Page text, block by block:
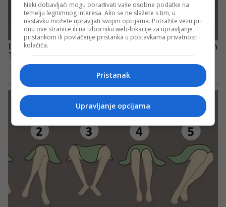
Neki dobavljači mogu obrađivati vaše osobne podatke na
temelju legitimnog interesa. Ako se ne slažete s tim, u
nastavku možete upravljati svojim opcijama. Potražite vezu pri
dnu ove stranice ili na izborniku web-lokacije za upravljanje
pristankom ili povlačenje pristanka u postavkama privatnosti i
kolačića.
Pristanak
Upravljanje opcijama